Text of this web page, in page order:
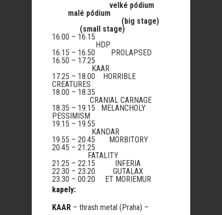
velké pódium
malé pódium
(big stage)
(small stage)
16.00 – 16.15
HDP
16.15 – 16.50 PROLAPSED
16.50 – 17.25
KAAR
17.25 – 18.00 HORRIBLE
CREATURES
18.00 – 18.35
CRANIAL CARNAGE
18.35 – 19.15 MELANCHOLY
PESSIMISM
19.15 – 19.55
KANDAR
19.55 – 20.45 MORBITORY
20.45 – 21.25
FATALITY
21.25 – 22.15 INFERIA
22.30 – 23.20 GUTALAX
23.30 – 00.20 ET MORIEMUR
kapely:
KAAR – thrash metal (Praha) –